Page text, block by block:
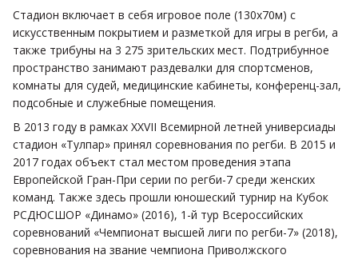
Cтадион включает в себя игровое поле (130х70м) с
искусственным покрытием и разметкой для игры в регби, а
также трибуны на 3 275 зрительских мест. Подтрибунное
пространство занимают раздевалки для спортсменов,
комнаты для судей, медицинские кабинеты, конференц-зал,
подсобные и служебные помещения.
В 2013 году в рамках XXVII Всемирной летней универсиады
стадион «Тулпар» принял соревнования по регби. В 2015 и
2017 годах объект стал местом проведения этапа
Европейской Гран-При серии по регби-7 среди женских
команд. Также здесь прошли юношеский турнир на Кубок
РСДЮСШОР «Динамо» (2016), 1-й тур Всероссийских
соревнований «Чемпионат высшей лиги по регби-7» (2018),
соревнования на звание чемпиона Приволжского